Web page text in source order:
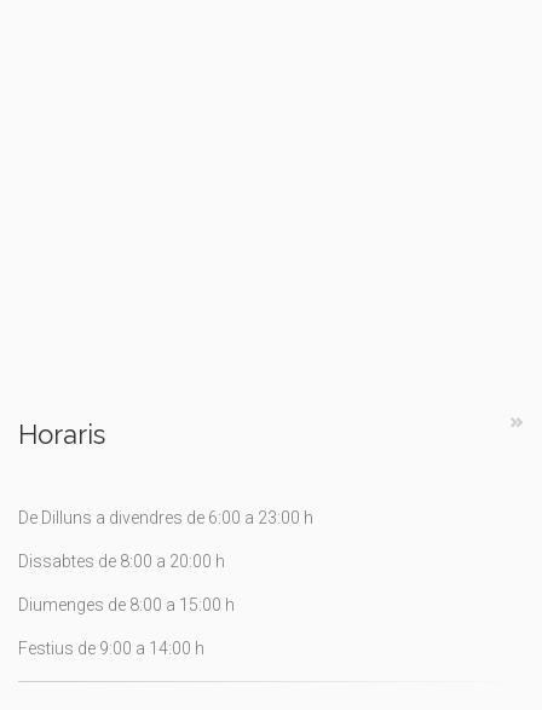
Horaris
De Dilluns a divendres de 6:00 a 23:00 h
Dissabtes de 8:00 a 20:00 h
Diumenges de 8:00 a 15:00 h
Festius de 9:00 a 14:00 h